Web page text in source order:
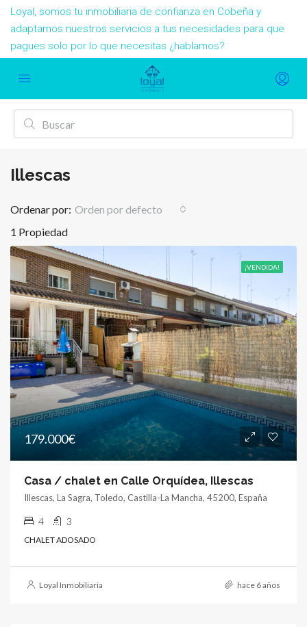
Loyal, somos tu inmobiliaria de confianza en Cobeña y
adaptamos nuestros servicios a tus necesidades para que
pagues solo por lo que necesitas ¿hablamos?
Illescas
1 Propiedad
Ordenar por: Orden por defecto
¡VENDIDA!
179.000€
Casa / chalet en Calle Orquídea, Illescas
Illescas, La Sagra, Toledo, Castilla-La Mancha, 45200, España
4 3
CHALET ADOSADO
Loyal Inmobiliaria hace 6 años